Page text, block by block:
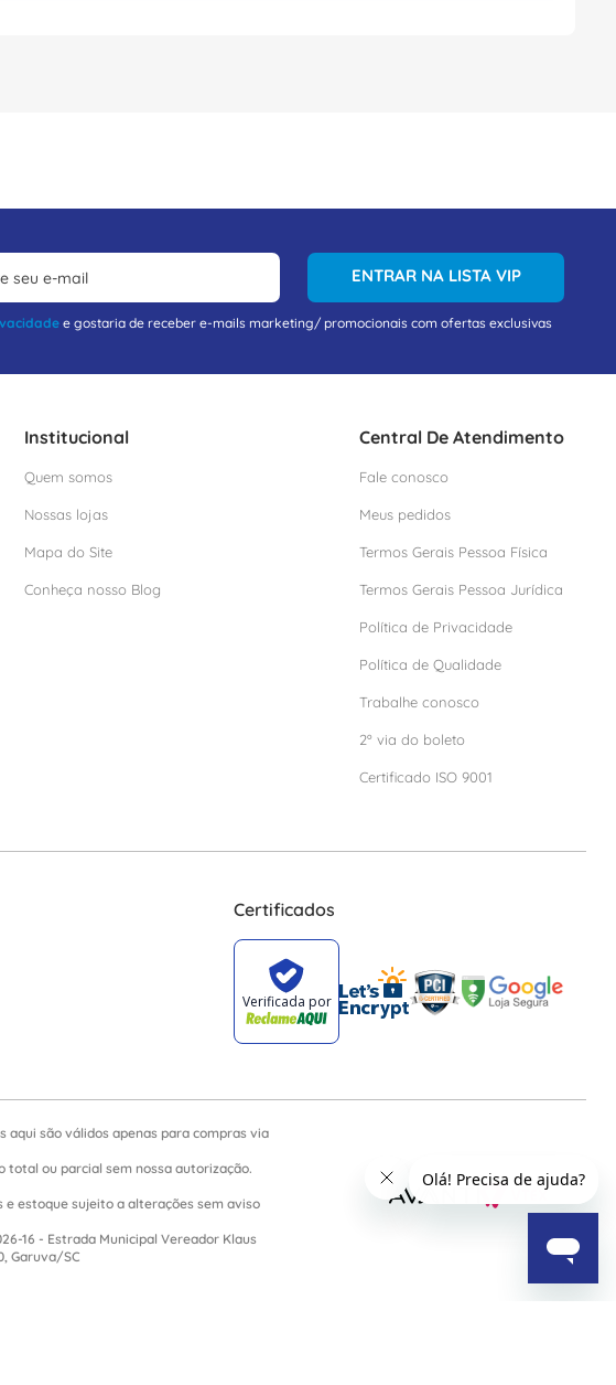
ENTRAR NA LISTA VIP
e gostaria de receber e-mails marketing/ promocionais com ofertas exclusivas
Institucional
Quem somos
Nossas lojas
Mapa do Site
Conheça nosso Blog
Central De Atendimento
Fale conosco
Meus pedidos
Termos Gerais Pessoa Física
Termos Gerais Pessoa Jurídica
Política de Privacidade
Política de Qualidade
Trabalhe conosco
2º via do boleto
Certificado ISO 9001
Certificados
aqui são válidos apenas para compras via
total ou parcial sem nossa autorização.
e estoque sujeito a alterações sem aviso
16 - Estrada Municipal Vereador Klaus
Garuva/SC